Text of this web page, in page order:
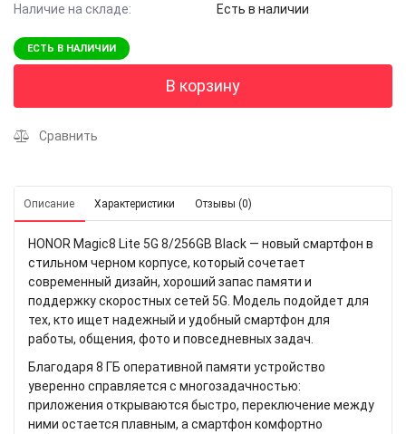
Наличие на складе:
Есть в наличии
ЕСТЬ В НАЛИЧИИ
В корзину
Сравнить
Описание Характеристики Отзывы (0)
HONOR Magic8 Lite 5G 8/256GB Black — новый смартфон в
стильном черном корпусе, который сочетает
современный дизайн, хороший запас памяти и
поддержку скоростных сетей 5G. Модель подойдет для
тех, кто ищет надежный и удобный смартфон для
работы, общения, фото и повседневных задач.
Благодаря 8 ГБ оперативной памяти устройство
уверенно справляется с многозадачностью:
приложения открываются быстро, переключение между
ними остается плавным, а смартфон комфортно